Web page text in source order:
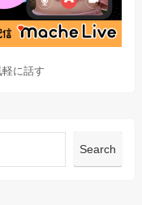
に話す
Search